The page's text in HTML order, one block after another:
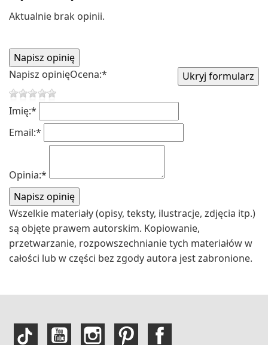
Aktualnie brak opinii.
Napisz opinięOcena:*
Imię:*
Email:*
Opinia:*
Wszelkie materiały (opisy, teksty, ilustracje, zdjęcia itp.)
są objęte prawem autorskim. Kopiowanie,
przetwarzanie, rozpowszechnianie tych materiałów w
całości lub w części bez zgody autora jest zabronione.